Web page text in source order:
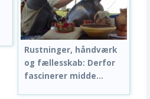
Rustninger, håndværk
og fællesskab: Derfor
fascinerer midde...